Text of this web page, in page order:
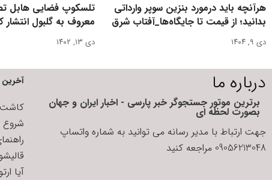
هرآنچه باید درمورد بنزین سوپر وارداتی
بدانید؛ از قیمت تا جایگاه‌ها_آفتاب شرق
دی ۹, ۱۴۰۴
تلسکوپ فضایی هابل
معروف به گلبول انتشار
دی ۱۳, ۱۴۰۲
درباره ما
برترین موتور جستجوگر خبر پارسی - اخبار ایران و جهان
بصورت لحظه ای
جهت ارتباط با مدیر رسانه می توانید به شماره واتساپ
09056213048 مراجعه کنید
آخرین
کاشت
شروع
آیا